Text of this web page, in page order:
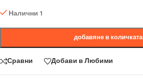
Налични 1
добавяне в количката
Сравни Добави в Любими